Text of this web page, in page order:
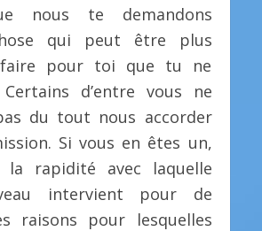
nous te demandons
qui peut être plus
pour toi que tu ne
Certains d’entre vous ne
du tout nous accorder
Si vous en êtes un,
la rapidité avec laquelle
intervient pour de
raisons pour lesquelles